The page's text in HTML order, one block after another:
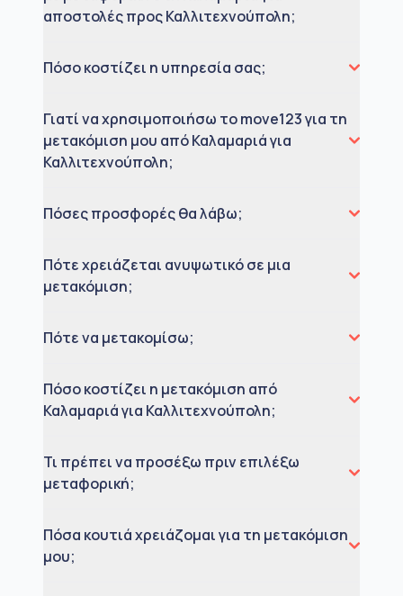
αποστολές προς Καλλιτεχνούπολη;
Πόσο κοστίζει η υπηρεσία σας;
Γιατί να χρησιμοποιήσω το move123 για τη
μετακόμιση μου από Καλαμαριά για
Καλλιτεχνούπολη;
Πόσες προσφορές θα λάβω;
Πότε χρειάζεται ανυψωτικό σε μια
μετακόμιση;
Πότε να μετακομίσω;
Πόσο κοστίζει η μετακόμιση από
Καλαμαριά για Καλλιτεχνούπολη;
Τι πρέπει να προσέξω πριν επιλέξω
μεταφορική;
Πόσα κουτιά χρειάζομαι για τη μετακόμιση
μου;